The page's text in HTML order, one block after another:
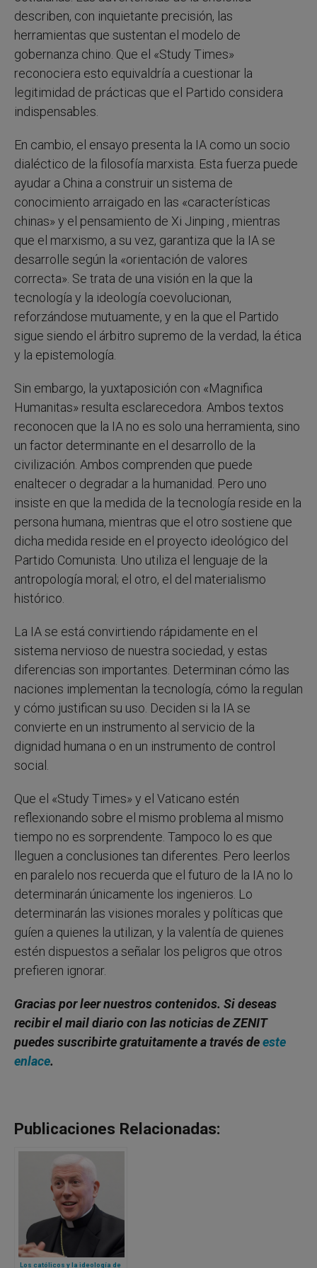
describen, con inquietante precisión, las
herramientas que sustentan el modelo de
gobernanza chino. Que el «Study Times»
reconociera esto equivaldría a cuestionar la
legitimidad de prácticas que el Partido considera
indispensables.
En cambio, el ensayo presenta la IA como un socio
dialéctico de la filosofía marxista. Esta fuerza puede
ayudar a China a construir un sistema de
conocimiento arraigado en las «características
chinas» y el pensamiento de Xi Jinping , mientras
que el marxismo, a su vez, garantiza que la IA se
desarrolle según la «orientación de valores
correcta». Se trata de una visión en la que la
tecnología y la ideología coevolucionan,
reforzándose mutuamente, y en la que el Partido
sigue siendo el árbitro supremo de la verdad, la ética
y la epistemología.
Sin embargo, la yuxtaposición con «Magnifica
Humanitas» resulta esclarecedora. Ambos textos
reconocen que la IA no es solo una herramienta, sino
un factor determinante en el desarrollo de la
civilización. Ambos comprenden que puede
enaltecer o degradar a la humanidad. Pero uno
insiste en que la medida de la tecnología reside en la
persona humana, mientras que el otro sostiene que
dicha medida reside en el proyecto ideológico del
Partido Comunista. Uno utiliza el lenguaje de la
antropología moral; el otro, el del materialismo
histórico.
La IA se está convirtiendo rápidamente en el
sistema nervioso de nuestra sociedad, y estas
diferencias son importantes. Determinan cómo las
naciones implementan la tecnología, cómo la regulan
y cómo justifican su uso. Deciden si la IA se
convierte en un instrumento al servicio de la
dignidad humana o en un instrumento de control
social.
Que el «Study Times» y el Vaticano estén
reflexionando sobre el mismo problema al mismo
tiempo no es sorprendente. Tampoco lo es que
lleguen a conclusiones tan diferentes. Pero leerlos
en paralelo nos recuerda que el futuro de la IA no lo
determinarán únicamente los ingenieros. Lo
determinarán las visiones morales y políticas que
guíen a quienes la utilizan, y la valentía de quienes
estén dispuestos a señalar los peligros que otros
prefieren ignorar.
Gracias por leer nuestros contenidos. Si deseas
recibir el mail diario con las noticias de ZENIT
puedes suscribirte gratuitamente a través deeste
enlace.
Publicaciones Relacionadas:
Los católicos y la ideología de